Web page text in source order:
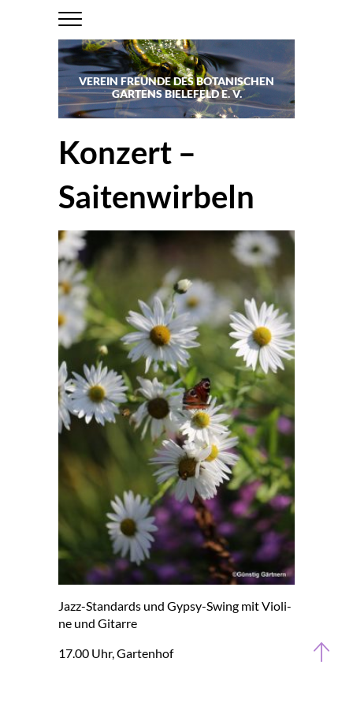
VEREIN FREUNDE DES BOTANISCHEN
GARTENS BIELEFELD E. V.
Konzert –
Saitenwirbeln
Jazz-Stan­dards und Gypsy-Swing mit Vio­li­
ne und Gi­tar­re
17.00 Uhr, Gar­ten­hof